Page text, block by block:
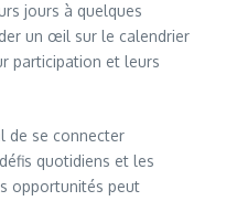
jours à quelques
un œil sur le calendrier
participation et leurs
de se connecter
quotidiens et les
opportunités peut